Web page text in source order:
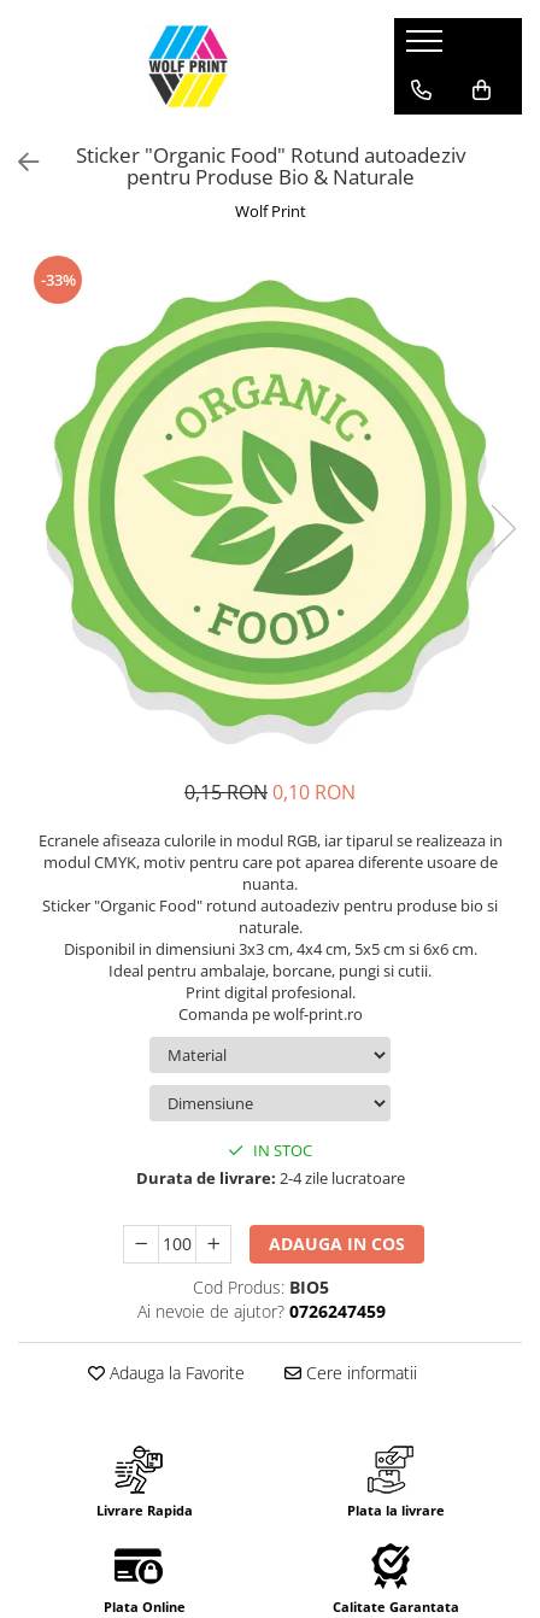
Produse Categorii
Stickere pentru Produse Bio & Eco
Stickere personalizate printate si
Stickere copii
Stickere educationale
Stickere decorative
Stickere personalizate
Carti de Vizita
Sisteme de Afisare
Placute Gravate Personalizate
Placute Informative
Stickere Decorative
Stickere Decorative Model 3D
Stickere Decorative Model Floral
Stickere Decorative Textura Lemn
Stickere Decorative Copii
Stickere Decorative Model
Tablou Canvas Animale
Tablou Canvas Living/Sufragerie
Papetarie si organizare nunta
Plicuri Bani Nunta
Meniuri Nunta
Invitatii Premium pentru Nunta
Suport/Coaster din Lemn
Indicatoare de Securitate
Indicatoare de Interzicere
Indicatoare de Obligativitate
Sticker "Organic Food" Rotund autoadeziv
pentru Produse Bio & Naturale
Wolf Print
-33%
0,15 RON0,10 RON
Ecranele afiseaza culorile in modul RGB, iar tiparul se realizeaza in
modul CMYK, motiv pentru care pot aparea diferente usoare de
nuanta.
Sticker "Organic Food" rotund autoadeziv pentru produse bio si
naturale.
Disponibil in dimensiuni 3x3 cm, 4x4 cm, 5x5 cm si 6x6 cm.
Ideal pentru ambalaje, borcane, pungi si cutii.
Print digital profesional.
Comanda pe wolf-print.ro
IN STOC
Durata de livrare: 2-4 zile lucratoare
ADAUGA IN COS
Cod Produs: BIO5
Ai nevoie de ajutor? 0726247459
Adauga la Favorite Cere informatii
Livrare Rapida Plata la livrare
Plata Online Calitate Garantata